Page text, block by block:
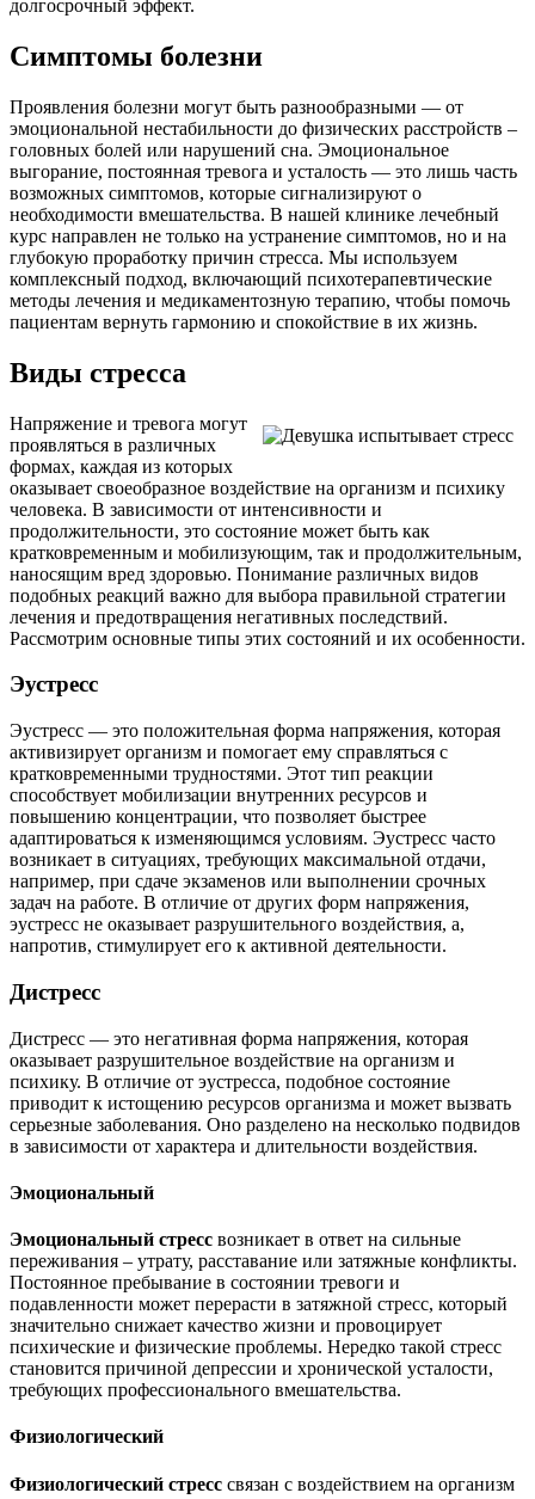
долгосрочный эффект.
Симптомы болезни
Проявления болезни могут быть разнообразными — от
эмоциональной нестабильности до физических расстройств –
головных болей или нарушений сна. Эмоциональное
выгорание, постоянная тревога и усталость — это лишь часть
возможных симптомов, которые сигнализируют о
необходимости вмешательства. В нашей клинике лечебный
курс направлен не только на устранение симптомов, но и на
глубокую проработку причин стресса. Мы используем
комплексный подход, включающий психотерапевтические
методы лечения и медикаментозную терапию, чтобы помочь
пациентам вернуть гармонию и спокойствие в их жизнь.
Виды стресса
Напряжение и тревога могут
проявляться в различных
формах, каждая из которых
оказывает своеобразное воздействие на организм и психику
человека. В зависимости от интенсивности и
продолжительности, это состояние может быть как
кратковременным и мобилизующим, так и продолжительным,
наносящим вред здоровью. Понимание различных видов
подобных реакций важно для выбора правильной стратегии
лечения и предотвращения негативных последствий.
Рассмотрим основные типы этих состояний и их особенности.
Эустресс
Эустресс — это положительная форма напряжения, которая
активизирует организм и помогает ему справляться с
кратковременными трудностями. Этот тип реакции
способствует мобилизации внутренних ресурсов и
повышению концентрации, что позволяет быстрее
адаптироваться к изменяющимся условиям. Эустресс часто
возникает в ситуациях, требующих максимальной отдачи,
например, при сдаче экзаменов или выполнении срочных
задач на работе. В отличие от других форм напряжения,
эустресс не оказывает разрушительного воздействия, а,
напротив, стимулирует его к активной деятельности.
Дистресс
Дистресс — это негативная форма напряжения, которая
оказывает разрушительное воздействие на организм и
психику. В отличие от эустресса, подобное состояние
приводит к истощению ресурсов организма и может вызвать
серьезные заболевания. Оно разделено на несколько подвидов
в зависимости от характера и длительности воздействия.
Эмоциональный
Эмоциональный стресс возникает в ответ на сильные
переживания – утрату, расставание или затяжные конфликты.
Постоянное пребывание в состоянии тревоги и
подавленности может перерасти в затяжной стресс, который
значительно снижает качество жизни и провоцирует
психические и физические проблемы. Нередко такой стресс
становится причиной депрессии и хронической усталости,
требующих профессионального вмешательства.
Физиологический
Физиологический стресс связан с воздействием на организм